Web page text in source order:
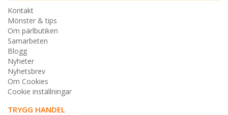
Kontakt
Mönster & tips
Om pärlbutiken
Samarbeten
Blogg
Nyheter
Nyhetsbrev
Om Cookies
Cookie inställningar
TRYGG HANDEL